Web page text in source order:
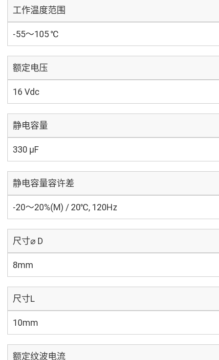
工作温度范围
-55～105 ℃
额定电压
16 Vdc
静电容量
330 µF
静电容量容许差
-20～20%(M) / 20℃, 120Hz
尺寸⌀ D
8mm
尺寸L
10mm
额定纹波电流